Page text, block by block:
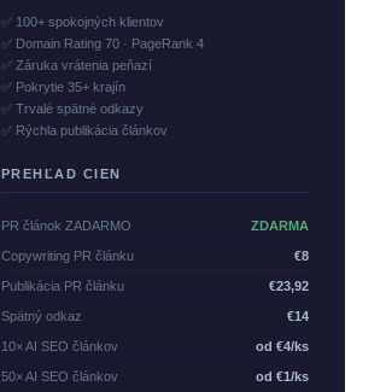
✅ 100+ spokojných klientov
✅ Domain Rating 70 · PageRank 4
✅ Záruka vrátenia peňazí
✅ Pokrytie 35+ krajín
✅ Trvalé spätné odkazy
✅ Rýchla publikácia článkov
PREHĽAD CIEN
PR článok ZADARMO ZDARMA
Copywriting PR článku €8
Publikácia PR článku €23,92
Spätný odkaz €14
10× AI SEO článkov od €4/ks
50× AI SEO článkov od €1/ks